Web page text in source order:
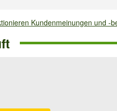
cm Abstand, je nach
Abständen sollte ich die
Kundenmeinungen und -